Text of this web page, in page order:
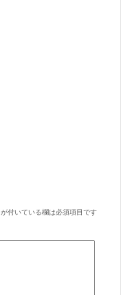
が付いている欄は必須項目です